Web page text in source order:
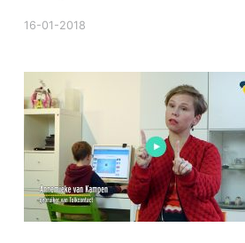
16-01-2018